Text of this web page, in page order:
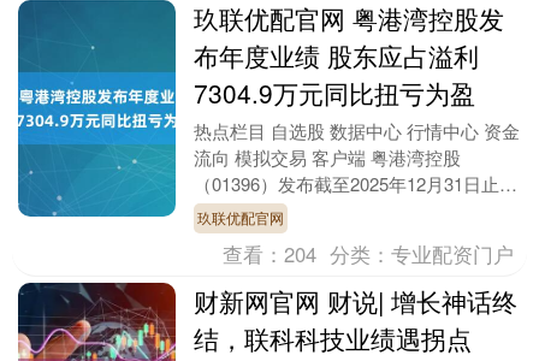
玖联优配官网 粤港湾控股发
布年度业绩 股东应占溢利
7304.9万元同比扭亏为盈
热点栏目 自选股 数据中心 行情中心 资金
流向 模拟交易 客户端 粤港湾控股
（01396）发布截至2025年12月31日止年
度全年业绩，集团收入人民币10.03....
玖联优配官网
查看：204 分类：专业配资门户
财新网官网 财说| 增长神话终
结，联科科技业绩遇拐点